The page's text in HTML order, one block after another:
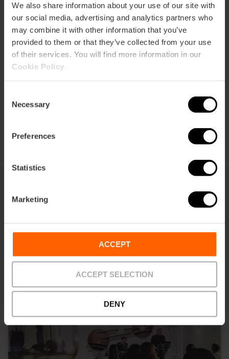
We also share information about your use of our site with
our social media, advertising and analytics partners who
may combine it with other information that you’ve
provided to them or that they’ve collected from your use
of their services. You will find more information in our
Cookie Policy
Selection
Necessary
Preferences
Statistics
Marketing
ACCEPT
ACCEPT SELECTION
DENY
Directions
Vous pouvez aussi être intéressé